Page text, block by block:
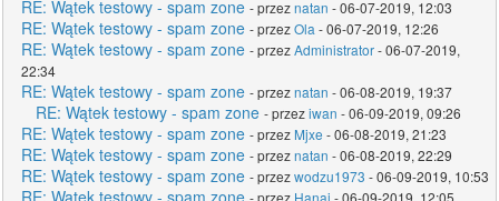
RE: Wątek testowy - spam zone - przeznatan - 06-07-2019, 12:03
RE: Wątek testowy - spam zone - przezOla - 06-07-2019, 12:26
RE: Wątek testowy - spam zone - przezAdministrator- 06-07-2019,
22:34
RE: Wątek testowy - spam zone - przeznatan - 06-08-2019, 19:37
RE: Wątek testowy - spam zone - przeziwan - 06-09-2019, 09:26
RE: Wątek testowy - spam zone - przez Mjxe - 06-08-2019, 21:23
RE: Wątek testowy - spam zone - przeznatan - 06-08-2019, 22:29
RE: Wątek testowy - spam zone - przezwodzu1973 - 06-09-2019, 10:53
RE: Wątek testowy - spam zone - przez Hanaj - 06-09-2019, 12:05